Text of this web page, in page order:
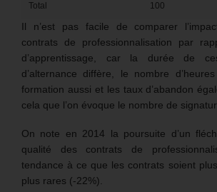
Total 100
Il n’est pas facile de comparer
contrats de professionnalisation par
d’apprentissage, car la durée de
d’alternance diffère, le nombre
formation aussi et les taux d’abandon
cela que l’on évoque le nombre de
On note en 2014 la poursuite d’un
qualité des contrats de
tendance à ce que les contrats soient
plus rares (-22%).